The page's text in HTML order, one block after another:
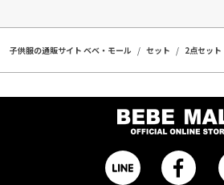
子供服の通販サイト ベベ・モール セット 2点セット